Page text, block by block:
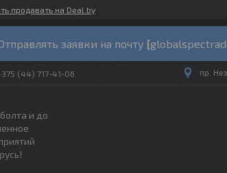
продавать на Deal.by
заявки на почту [
(44) 717-41-06 пр.
и до